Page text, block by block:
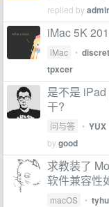
replied by
iMac 5K
iMac •
tpxcer
是不是
干?
问与答 • YUX
bygood
求教装了
软件兼容性
macOS •